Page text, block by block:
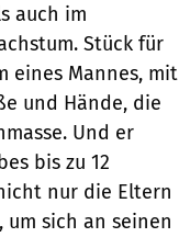
auch im
Stück für
eines Mannes, mit
und Hände, die
Und er
bis zu 12
nur die Eltern
sich an seinen